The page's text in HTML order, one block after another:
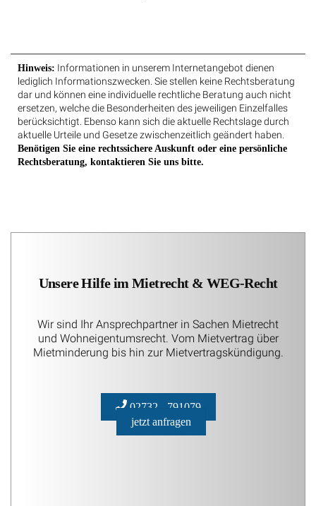
Hinweis: Informationen in unserem Internetangebot dienen
lediglich Informationszwecken. Sie stellen keine Rechtsberatung
dar und können eine individuelle rechtliche Beratung auch nicht
ersetzen, welche die Besonderheiten des jeweiligen Einzelfalles
berücksichtigt. Ebenso kann sich die aktuelle Rechtslage durch
aktuelle Urteile und Gesetze zwischenzeitlich geändert haben.
Benötigen Sie eine rechtssichere Auskunft oder eine persönliche
Rechtsberatung, kontaktieren Sie uns bitte.
Unsere Hilfe im Mietrecht & WEG-Recht
Wir sind Ihr Ansprechpartner in Sachen Mietrecht
und Wohneigentumsrecht. Vom Mietvertrag über
Mietminderung bis hin zur Mietvertragskündigung.
02732 - 791079
jetzt anfragen